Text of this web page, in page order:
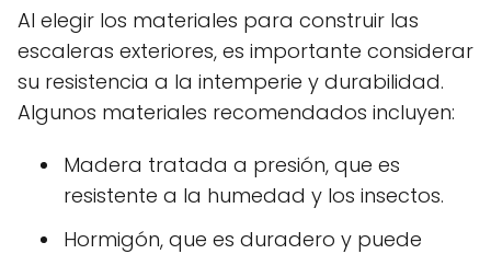
Al elegir los materiales para construir las
escaleras exteriores, es importante considerar
su resistencia a la intemperie y durabilidad.
Algunos materiales recomendados incluyen:
Madera tratada a presión, que es
resistente a la humedad y los insectos.
Hormigón, que es duradero y puede